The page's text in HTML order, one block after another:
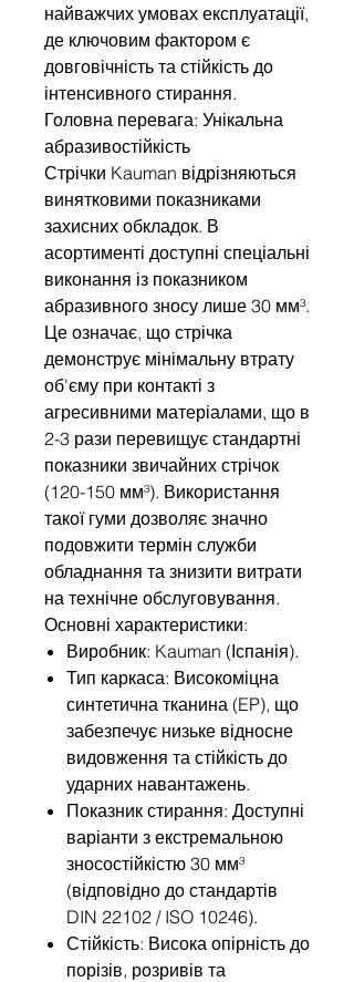
найважчих умовах експлуатації,
де ключовим фактором є
довговічність та стійкість до
інтенсивного стирання.
Головна перевага: Унікальна
абразивостійкість
Стрічки Kauman відрізняються
винятковими показниками
захисних обкладок. В
асортименті доступні спеціальні
виконання із показником
абразивного зносу лише 30 мм³.
Це означає, що стрічка
демонструє мінімальну втрату
об'єму при контакті з
агресивними матеріалами, що в
2-3 рази перевищує стандартні
показники звичайних стрічок
(120-150 мм³). Використання
такої гуми дозволяє значно
подовжити термін служби
обладнання та знизити витрати
на технічне обслуговування.
Основні характеристики:
Виробник: Kauman (Іспанія).
Тип каркаса: Високоміцна
синтетична тканина (EP), що
забезпечує низьке відносне
видовження та стійкість до
ударних навантажень.
Показник стирання: Доступні
варіанти з екстремальною
зносостійкістю 30 мм³
(відповідно до стандартів
DIN 22102 / ISO 10246).
Стійкість: Висока опірність до
порізів, розривів та